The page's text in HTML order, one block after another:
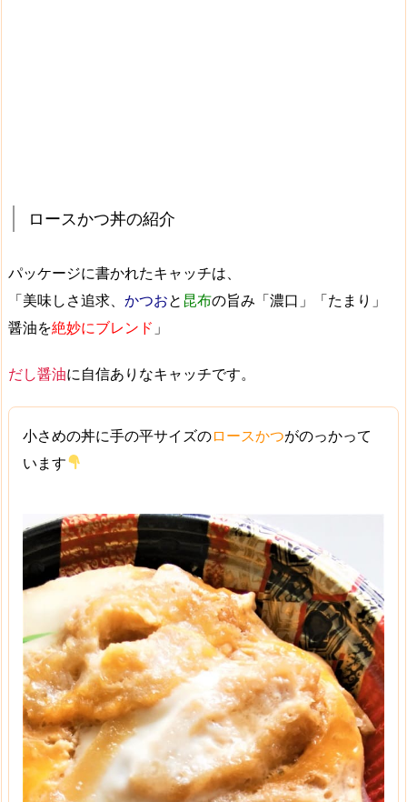
ロースかつ丼の紹介
パッケージに書かれたキャッチは、
「美味しさ追求、 かつおと昆布の旨み「濃口」「たまり」
醤油を絶妙にブレンド 」
だし醤油に自信ありなキャッチです。
小さめの丼に手の平サイズのロースかつがのっかって
います